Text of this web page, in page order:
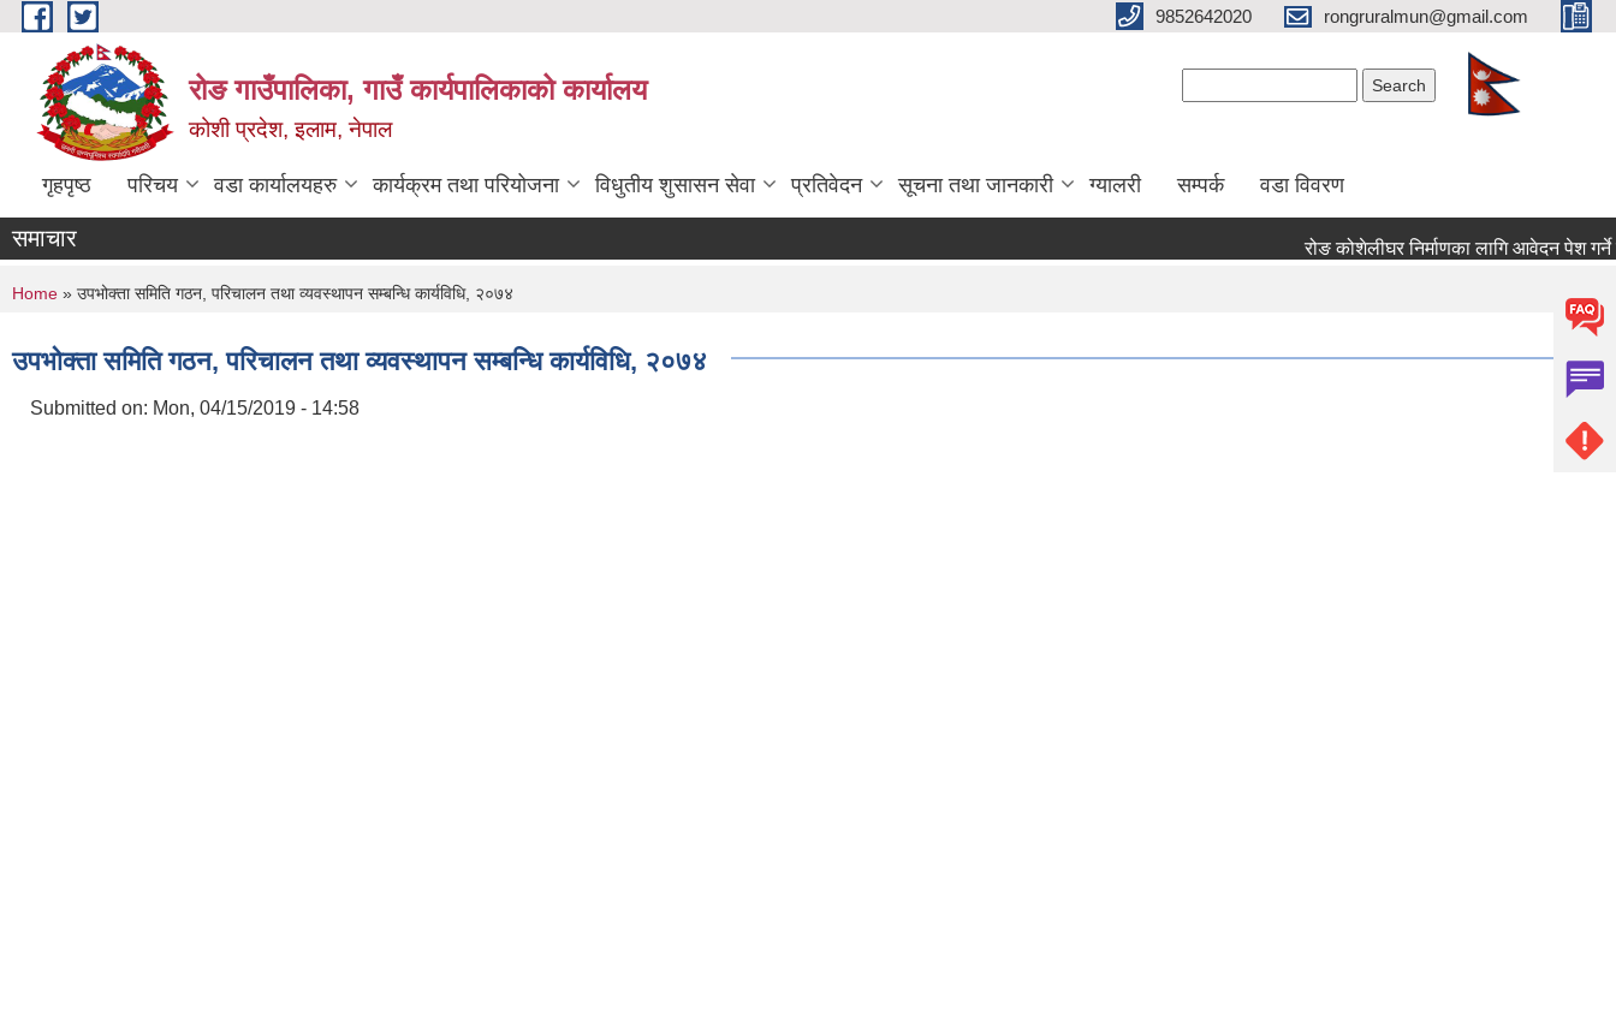
Skip to main content 9852642020 rongruralmun@gmail.com
रोङ गाउँपालिका, गाउँ कार्यपालिकाको कार्यालय
कोशी प्रदेश, इलाम, नेपाल
गृहपृष्ठ परिचय वडा कार्यालयहरु कार्यक्रम तथा परियोजना विधुतीय शुसासन सेवा प्रतिवेदन सूचना तथा जानकारी ग्यालरी सम्पर्क वडा विवरण
समाचार रोङ कोशेलीघर निर्माणका लागि आवेदन पेश गर्ने
You are here
Home » उपभोक्ता समिति गठन, परिचालन तथा व्यवस्थापन सम्बन्धि कार्यविधि, २०७४
उपभोक्ता समिति गठन, परिचालन तथा व्यवस्थापन सम्बन्धि कार्यविधि, २०७४
Submitted on: Mon, 04/15/2019 - 14:58